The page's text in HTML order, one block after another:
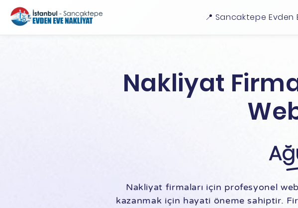
📍 Sancaktepe Evden
Nakliyat
Nakliyat firmaları için profesyonel
kazanmak için hayati öneme sahiptir.